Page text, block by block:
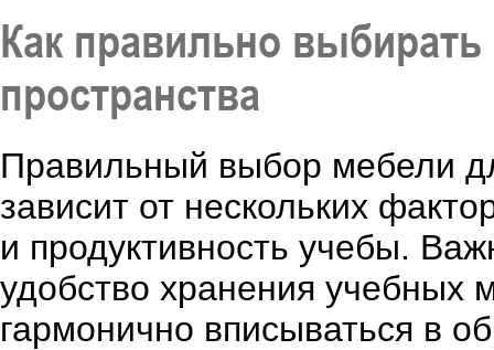
Как правильно
пространства
Правильный выбор мебели
зависит от нескольких
и продуктивность учебы.
удобство хранения учебных
гармонично вписываться в